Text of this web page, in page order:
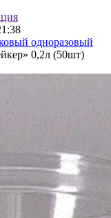
одноразовый
0,2л (50шт)